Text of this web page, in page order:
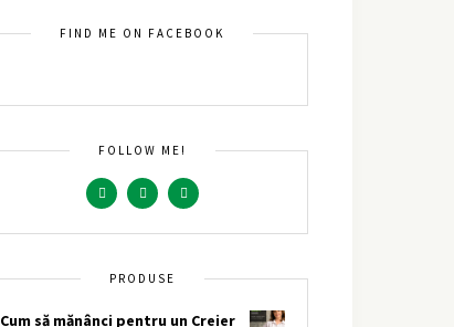
FIND ME ON FACEBOOK
FOLLOW ME!
PRODUSE
Cum să mănânci pentru un Creier